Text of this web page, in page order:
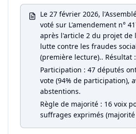
Le 27 février 2026,
voté sur L'amendement n°
après l'article 2 du projet de
lutte contre les fraudes
(première lecture).. Résultat
Participation : 47 députés
vote (94% de participation),
abstentions.
Règle de majorité : 16 voix
suffrages exprimés (majorité